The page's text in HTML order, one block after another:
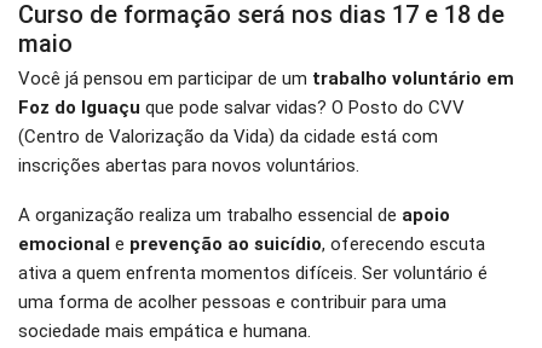
Curso de formação será nos dias 17 e 18 de
maio
Você já pensou em participar de um trabalho voluntário em
Foz do Iguaçu que pode salvar vidas? O Posto do CVV
(Centro de Valorização da Vida) da cidade está com
inscrições abertas para novos voluntários.
A organização realiza um trabalho essencial de apoio
emocional e prevenção ao suicídio, oferecendo escuta
ativa a quem enfrenta momentos difíceis. Ser voluntário é
uma forma de acolher pessoas e contribuir para uma
sociedade mais empática e humana.